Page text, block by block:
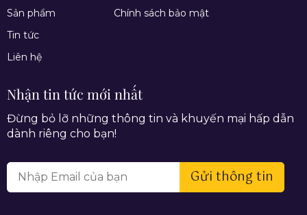
Sản phẩm
Tin tức
Liên hệ
Chính sách bảo mật
Nhận tin tức mới nhất
Đừng bỏ lỡ những thông tin và khuyến mại hấp dẫn
dành riêng cho bạn!
Gửi thông tin